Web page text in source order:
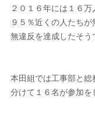
２０１６年には１６万
９５％近くの人たちが
無違反を達成したそう
本田組では工事部と総
分けて１６名が参加を